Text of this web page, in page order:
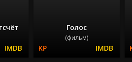
Голос
(фильм)